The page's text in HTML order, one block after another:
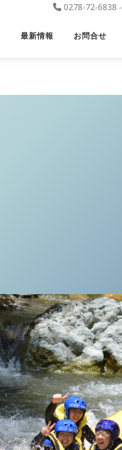
0278-72-6838 -
最新情報 お問合せ